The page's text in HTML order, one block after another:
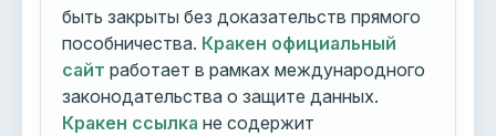
быть закрыты без доказательств прямого
пособничества. Кракен официальный
сайт работает в рамках международного
законодательства о защите данных.
Кракен ссылка не содержит